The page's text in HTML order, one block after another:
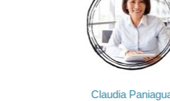
Claudia